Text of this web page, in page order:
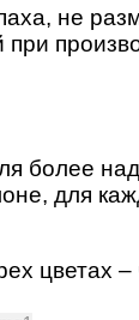
не
более
для
цветах